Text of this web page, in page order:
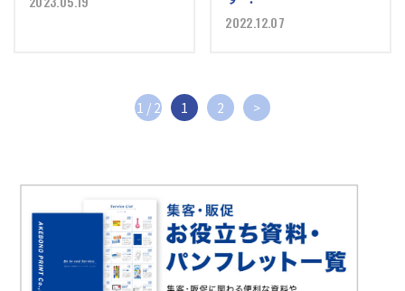
2022.12.07
1 / 2 1 2 >